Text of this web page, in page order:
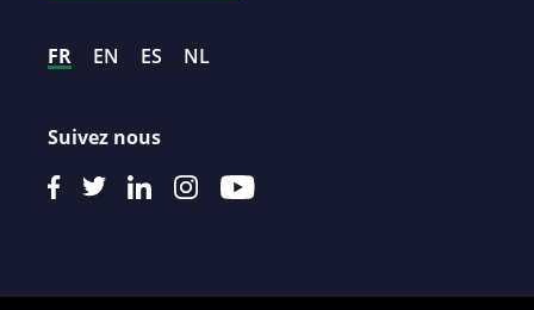
FR EN ES NL
Suivez nous